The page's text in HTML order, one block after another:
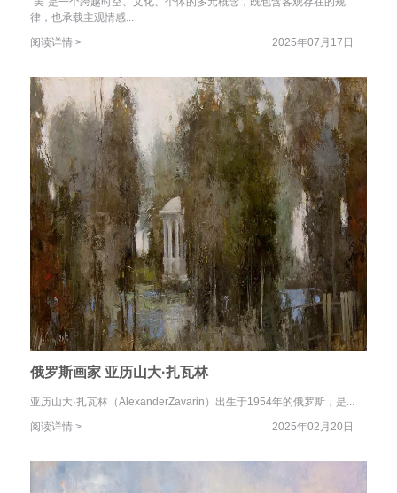
律，也承载主观情感...
阅读详情 >
2025年07月17日
俄罗斯画家 亚历山大·扎瓦林
亚历山大·扎瓦林（AlexanderZavarin）出生于1954年的俄罗斯，是...
阅读详情 >
2025年02月20日